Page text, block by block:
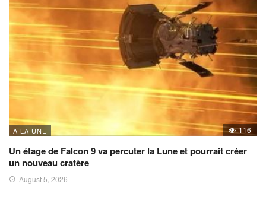
A LA UNE 116
Un étage de Falcon 9 va percuter la Lune et pourrait créer
un nouveau cratère
August 5, 2026